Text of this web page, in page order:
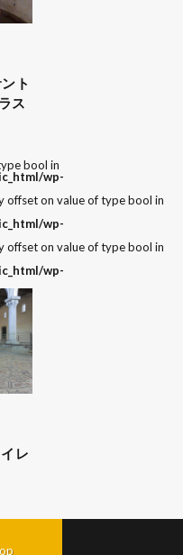
ト
ス
bool in
wp-
offset on value of type bool in
wp-
offset on value of type bool in
wp-
レ